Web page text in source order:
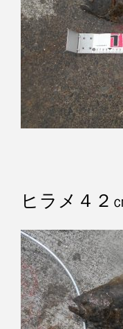
ヒラメ４